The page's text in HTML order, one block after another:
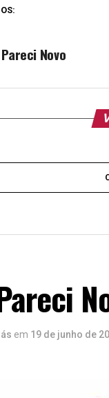
Novo
em 19 de junho de